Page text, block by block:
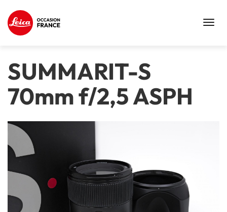
SUMMARIT-S
70mm f/2,5 ASPH